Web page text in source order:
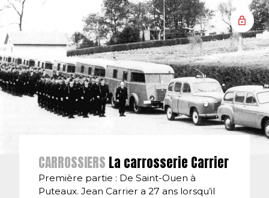
CARROSSIERS La carrosserie Carrier
Première partie : De Saint-Ouen à
Puteaux. Jean Carrier a 27 ans lorsqu’il